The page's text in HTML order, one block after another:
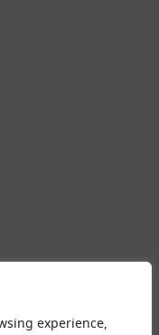
experience,
ม เครื่องมือและอุปกรณ์